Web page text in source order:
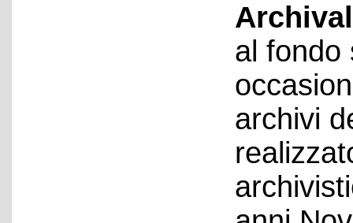
al fondo
archivi